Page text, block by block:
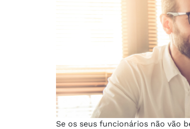
Se os seus funcionários não vão